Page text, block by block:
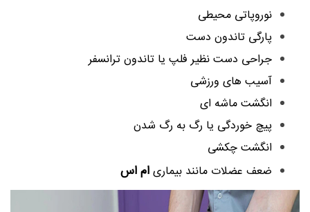
نوروپاتی محیطی
پارگی تاندون دست
جراحی دست نظیر فلپ یا تاندون ترانسفر
آسیب های ورزشی
انگشت ماشه ای
پیچ خوردگی یا رگ به رگ شدن
انگشت چکشی
ضعف عضلات مانند بیماریام اس